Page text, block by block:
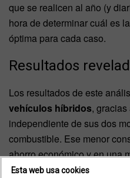
que se realicen al año (y
hora de determinar cuál es
óptima para cada caso.
Resultados
Los resultados de este
vehículos híbridos,
independiente de sus dos
combustible. Ese menor
ahorro económico y en una
atmósfera.
Esta web usa cookies